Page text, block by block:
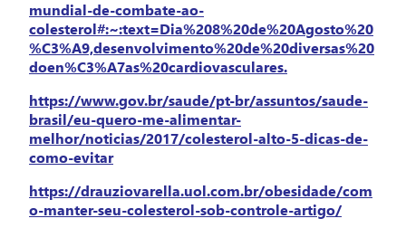
mundial-de-combate-ao-
colesterol#:~:text=Dia%208%20de%20Agosto%20
%C3%A9,desenvolvimento%20de%20diversas%20
doen%C3%A7as%20cardiovasculares.
https://www.gov.br/saude/pt-br/assuntos/saude-
brasil/eu-quero-me-alimentar-
melhor/noticias/2017/colesterol-alto-5-dicas-de-
como-evitar
https://drauziovarella.uol.com.br/obesidade/com
o-manter-seu-colesterol-sob-controle-artigo/